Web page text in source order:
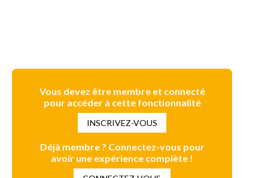
Vous devez être membre et connecté
pour accéder à cette fonctionnalité
INSCRIVEZ-VOUS
Déjà membre ? Connectez-vous pour
avoir une expérience complète !